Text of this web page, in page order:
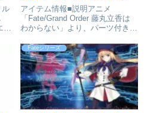
ル
梅雨の合間に パーツ付き
BIGアクリルスタンド[アル
マビアンカ]が予約受付中
アイテム情報■説明アニメ
「Fate/Grand Order 藤丸立香は
わからない」より、パーツ付き
す。槌田先生 描き下ろしイラス
トのランスロットとクラスアイコ
ンのモチーフを、パーツ付きの
BIGなアクリルスタンド...
Fateシリーズ